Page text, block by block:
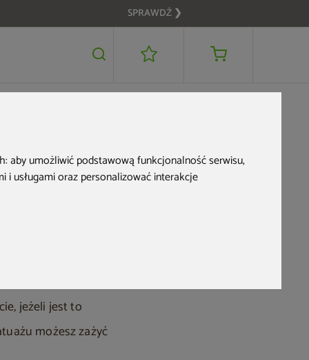
aby umożliwić podstawową funkcjonalność serwisu,
i usługami oraz personalizować interakcje
SPRAWDŹ ❯
co
jeżeli jest to
możesz zażyć